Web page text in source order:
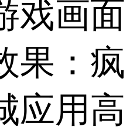
戏画面
果：疯
应用高